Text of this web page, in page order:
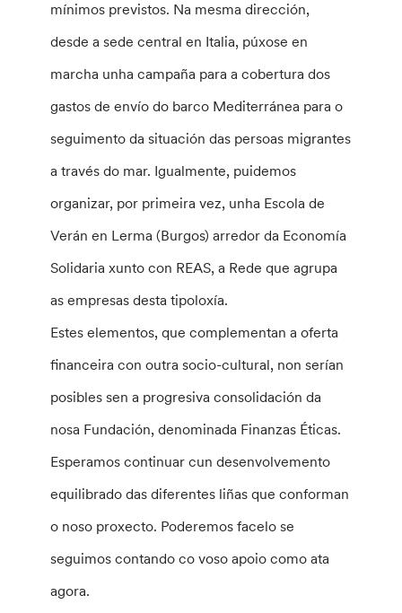
mínimos previstos. Na mesma dirección,
desde a sede central en Italia, púxose en
marcha unha campaña para a cobertura dos
gastos de envío do barco Mediterránea para o
seguimento da situación das persoas migrantes
a través do mar. Igualmente, puidemos
organizar, por primeira vez, unha Escola de
Verán en Lerma (Burgos) arredor da Economía
Solidaria xunto con REAS, a Rede que agrupa
as empresas desta tipoloxía.
Estes elementos, que complementan a oferta
financeira con outra socio-cultural, non serían
posibles sen a progresiva consolidación da
nosa Fundación, denominada Finanzas Éticas.
Esperamos continuar cun desenvolvemento
equilibrado das diferentes liñas que conforman
o noso proxecto. Poderemos facelo se
seguimos contando co voso apoio como ata
agora.